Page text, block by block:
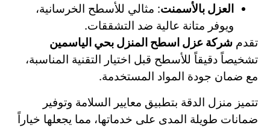
العزل بالأسمنت: مثالي للأسطح الخرسانية،
ويوفر متانة عالية ضد التشققات.
تقدم شركة عزل اسطح المنزل بحي الياسمين
تشخيصاً دقيقاً للأسطح قبل اختيار التقنية المناسبة،
مع ضمان جودة المواد المستخدمة.
تتميز منزل الدقة بتطبيق معايير السلامة وتوفير
ضمانات طويلة المدى على خدماتها، مما يجعلها خياراً